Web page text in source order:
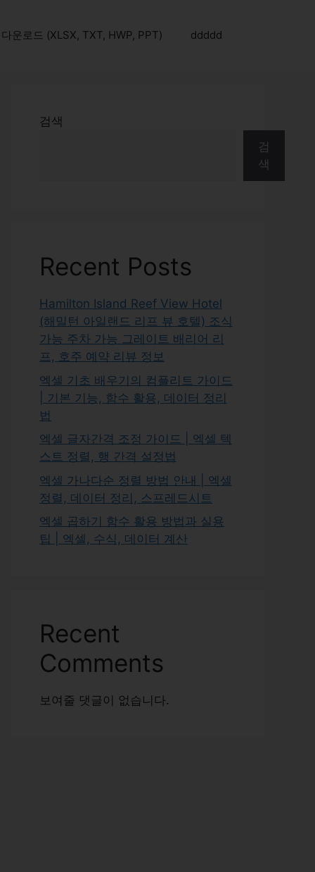
운로드 (XLSX, TXT, HWP, PPT) ddddd
검색
검
색
Recent Posts
Hamilton Island Reef View Hotel
(해밀턴 아일랜드 리프 뷰 호텔) 조식
가능 주차 가능 그레이트 배리어 리
프, 호주 예약 리뷰 정보
엑셀 기초 배우기의 컴플리트 가이드
| 기본 기능, 함수 활용, 데이터 정리
법
엑셀 글자간격 조정 가이드 | 엑셀 텍
스트 정렬, 행 간격 설정법
엑셀 가나다순 정렬 방법 안내 | 엑셀
정렬, 데이터 정리, 스프레드시트
엑셀 곱하기 함수 활용 방법과 실용
팁 | 엑셀, 수식, 데이터 계산
Recent
Comments
보여줄 댓글이 없습니다.